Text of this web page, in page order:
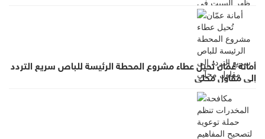
صانور بحي الرشيد
أمانة عمّان تُحيل عطاء مشروع المحطة الرئيسة للباص سريع التردد
إلى مقاول محلي